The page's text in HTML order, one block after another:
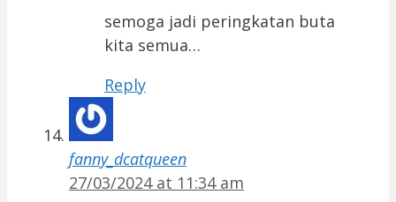
semoga jadi peringkatan buta
kita semua…
Reply
fanny_dcatqueen
27/03/2024 at 11:34 am